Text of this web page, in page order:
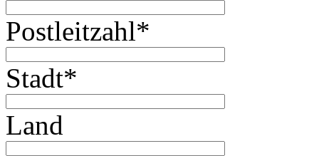
Postleitzahl*
Stadt*
Land